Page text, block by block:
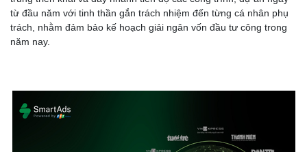
Văn hóa
Di sản
Cao Bằng yêu cầu đẩy nhanh giải ngân đầu tư
công ngay từ đầu năm
VOV.VN - Tỉnh Cao Bằng yêu cầu các đơn vị, địa phương tập
trung triển khai và đẩy nhanh tiến độ các công trình, dự án ngay